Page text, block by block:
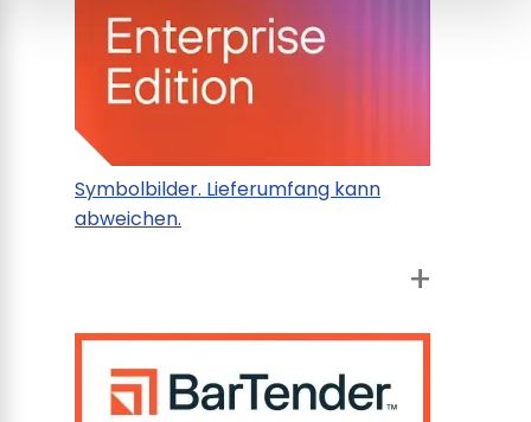
Symbolbilder. Lieferumfang kann
abweichen.
+